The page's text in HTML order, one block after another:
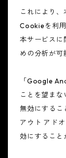
これにより
Cookieを利
本サービスに
めの分析が可
「Google
ことを望ま
無効にする
アウト アド
効にすること